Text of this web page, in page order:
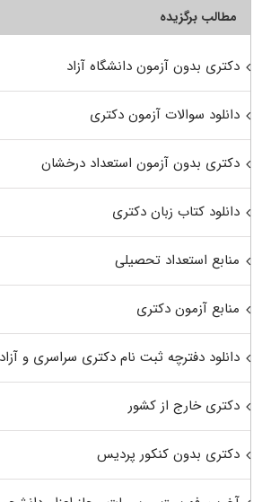
مطالب برگزیده
دکتری بدون آزمون دانشگاه آزاد
دانلود سوالات آزمون دکتری
دکتری بدون آزمون استعداد درخشان
دانلود کتاب زبان دکتری
منابع استعداد تحصیلی
منابع آزمون دکتری
دانلود دفترچه ثبت نام دکتری سراسری و آزاد
دکتری خارج از کشور
دکتری بدون کنکور پردیس